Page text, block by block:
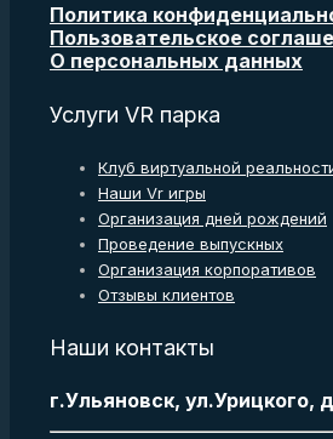
Политика
Пользовательское
О персональных данных
Услуги VR парка
Клуб виртуальной
Наши Vr игры
Организация дней рождений
Проведение выпускных
Организация корпоративов
Отзывы клиентов
Наши контакты
г.Ульяновск, ул.Урицкого,